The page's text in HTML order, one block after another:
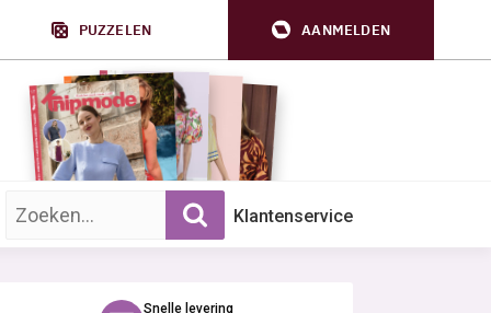
PUZZELEN AANMELDEN
Zoek op trefwoord: Klantenservice
Snelle levering